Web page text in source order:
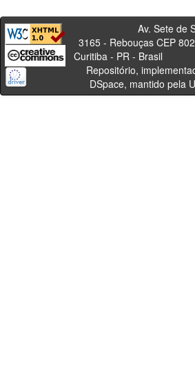
Av. Sete de
3165 - Rebouças CEP
Curitiba - PR -
Repositório,
DSpace, mantido pela